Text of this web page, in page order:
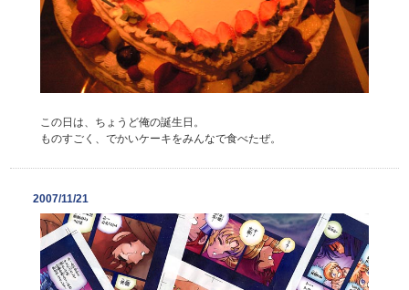
この日は、ちょうど俺の誕生日。
ものすごく、でかいケーキをみんなで食べたぜ。
2007/11/21